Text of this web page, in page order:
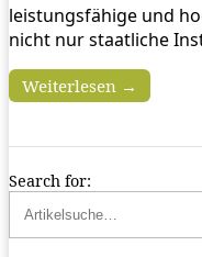
leistungsfähige und
nicht nur staatliche
Weiterlesen →
Search for: